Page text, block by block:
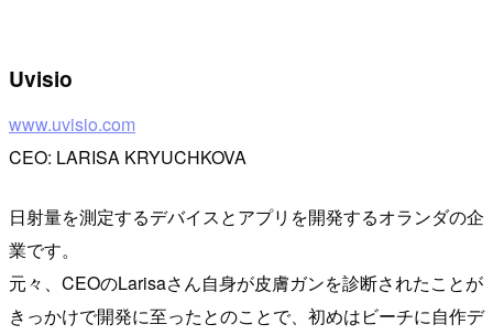
Uvisio
www.uvisio.com
CEO: LARISA KRYUCHKOVA
日射量を測定するデバイスとアプリを開発するオランダの企
業です。
元々、CEOのLarisaさん自身が皮膚ガンを診断されたことが
きっかけで開発に至ったとのことで、初めはビーチに自作デ